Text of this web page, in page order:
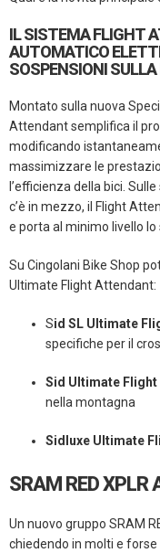
IL SISTEMA FLIGHT
AUTOMATICO
SOSPENSIONI SULLA
Montato sulla nuova
Attendant semplifica il
modificando
massimizzare le
l’efficienza della bici.
c’è in mezzo, il Flight
e porta al minimo livello
Su Cingolani Bike Shop
Ultimate Flight Attendant:
Sid SL Ultimate
specifiche per il
Sid Ultimate
nella montagna
Sidluxe Ultimate
SRAM RED XPLR
Un nuovo gruppo SRAM
chiedendo in molti e